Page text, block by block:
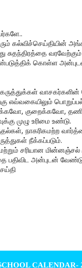
கல்விச்செய்தியின்
சுதந்திரத்தை
கொள்ள
கருத்துக்கள்
எவ்வகையிலும்
குறைக்கவோ,
முழு உரிமை உண்டு.
நாகரிகமற்ற
நீக்கப்படும்.
சரியான மின்னஞ்சல்
பதிவிட அன்புடன்
CALENDAR-